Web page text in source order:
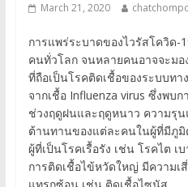
March 21, 2020
การแพร่ระบาดของไวรัสโควิด-
คนทั่วโลก จนหลายคนอาจจะม
ที่ถือเป็นโรคติดเชื้อของระบบทา
จากเชื้อ Influenza virus ซึ่งพบ
ช่วงฤดูฝนและฤดูหนาว ความรุ
ต้านทานของแต่ละคนในผู้ที่มีภู
ผู้ที่เป็นโรคเรื้อรัง เช่น โรคไต
การติดเชื้อไข้หวัดใหญ่ มีความเ